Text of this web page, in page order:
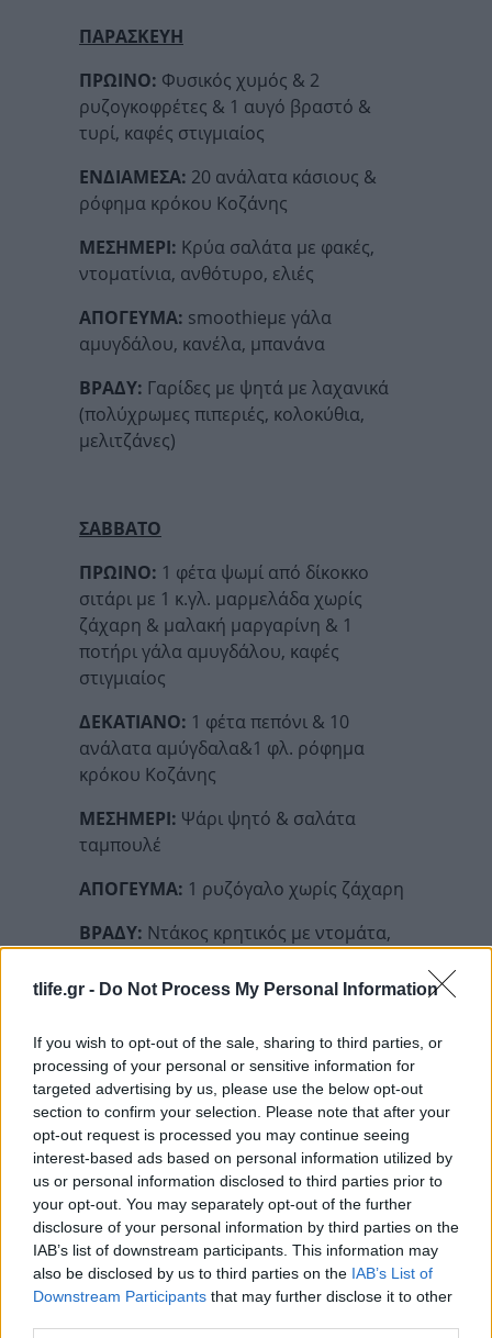
tlife.gr - Do Not Process My Personal Information
If you wish to opt-out of the sale, sharing to third parties, or
processing of your personal or sensitive information for
targeted advertising by us, please use the below opt-out
section to confirm your selection. Please note that after your
opt-out request is processed you may continue seeing
interest-based ads based on personal information utilized by
us or personal information disclosed to third parties prior to
your opt-out. You may separately opt-out of the further
disclosure of your personal information by third parties on the
IAB’s list of downstream participants. This information may
also be disclosed by us to third parties on the IAB’s List of
Downstream Participants that may further disclose it to other
ΠΑΡΑΣΚΕΥΗ
ΠΡΩΙΝΟ: Φυσικός χυμός & 2
ρυζογκοφρέτες & 1 αυγό βραστό &
τυρί, καφές στιγμιαίος
ΕΝΔΙΑΜΕΣΑ: 20 ανάλατα κάσιους &
ρόφημα κρόκου Κοζάνης
ΜΕΣΗΜΕΡΙ: Κρύα σαλάτα με φακές,
ντοματίνια, ανθότυρο, ελιές
ΑΠΟΓΕΥΜΑ: smoothieμε γάλα
αμυγδάλου, κανέλα, μπανάνα
ΒΡΑΔΥ: Γαρίδες με ψητά με λαχανικά
(πολύχρωμες πιπεριές, κολοκύθια,
μελιτζάνες)
ΣΑΒΒΑΤΟ
ΠΡΩΙΝΟ: 1 φέτα ψωμί από δίκοκκο
σιτάρι με 1 κ.γλ. μαρμελάδα χωρίς
ζάχαρη & μαλακή μαργαρίνη & 1
ποτήρι γάλα αμυγδάλου, καφές
στιγμιαίος
ΔΕΚΑΤΙΑΝΟ: 1 φέτα πεπόνι & 10
ανάλατα αμύγδαλα&1 φλ. ρόφημα
κρόκου Κοζάνης
ΜΕΣΗΜΕΡΙ: Ψάρι ψητό & σαλάτα
ταμπουλέ
ΑΠΟΓΕΥΜΑ: 1 ρυζόγαλο χωρίς ζάχαρη
ΒΡΑΔΥ: Ντάκος κρητικός με ντομάτα,
ΚΥΡΙΑΚΗ
ΠΡΩΙΝΟ:1 ποτήρι χυμό & 1 τοστ με
ψωμί από δίκοκκο σιτάρι & τυρί Light,
καφές ή στιγμιαίος
ΕΝΔΙΑΜΕΣΑ:10 ανάλατα κάσιους &1
φέτα πεπόνι
ΜΕΣΗΜΕΡΙ:1 μερίδα μπριζόλα
μοσχαρίσια & σαλάτα ρόκα-ντοματίνια-
κινόα & 4 ελιές